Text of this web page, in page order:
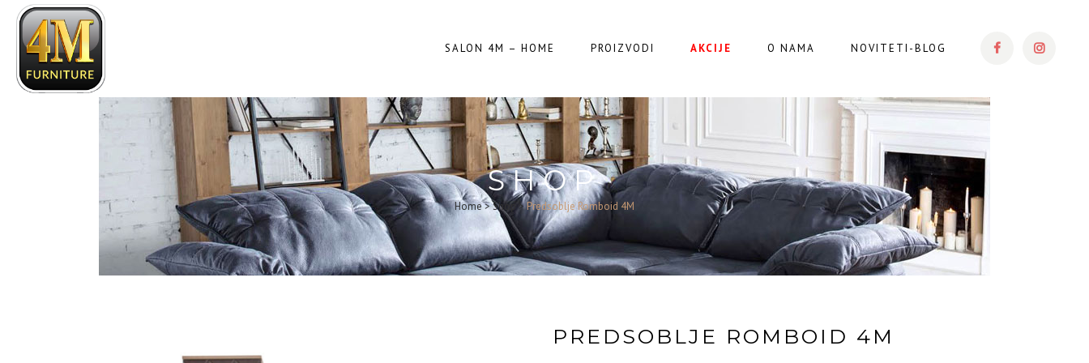
SALON 4M – HOME PROIZVODI AKCIJE O NAMA NOVITETI-BLOG
SHOP
Home>Shop >Predsoblje Romboid 4M
PREDSOBLJE ROMBOID 4M